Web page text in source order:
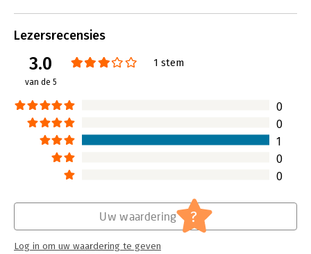
prijs verminderen. Jean-Pierre
Thomassen legt in ‘Handboek
heldere, praktische stappen uit hoe
je op basis van analyse van het
huidige klantenbestand interessante
segmenten kunt onderscheiden en
daarvoor dergelijke
waardeproposities kunt ontwikkelen.
Lees verder
zetten. Dat moet
directeur die
of deze
Lees verder
Lezersrecensies
3.0
van de 5
1 stem
0
0
1
0
0
Uw waardering ?
Log in om uw waardering te geven